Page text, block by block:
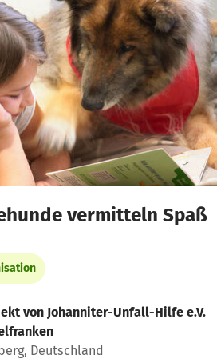
anzeigen
vermitteln Spaß
von Johanniter-Unfall-Hilfe e.V.
Deutschland